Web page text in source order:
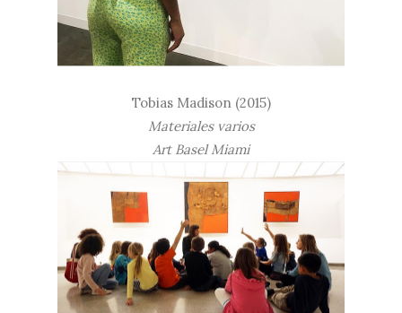
Tobias Madison (2015)
Materiales varios
Art Basel Miami